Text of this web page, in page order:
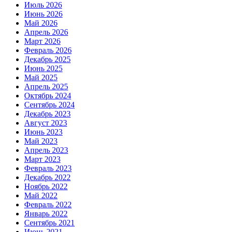
Июль 2026
Июнь 2026
Май 2026
Апрель 2026
Март 2026
Февраль 2026
Декабрь 2025
Июнь 2025
Май 2025
Апрель 2025
Октябрь 2024
Сентябрь 2024
Декабрь 2023
Август 2023
Июнь 2023
Май 2023
Апрель 2023
Март 2023
Февраль 2023
Декабрь 2022
Ноябрь 2022
Май 2022
Февраль 2022
Январь 2022
Сентябрь 2021